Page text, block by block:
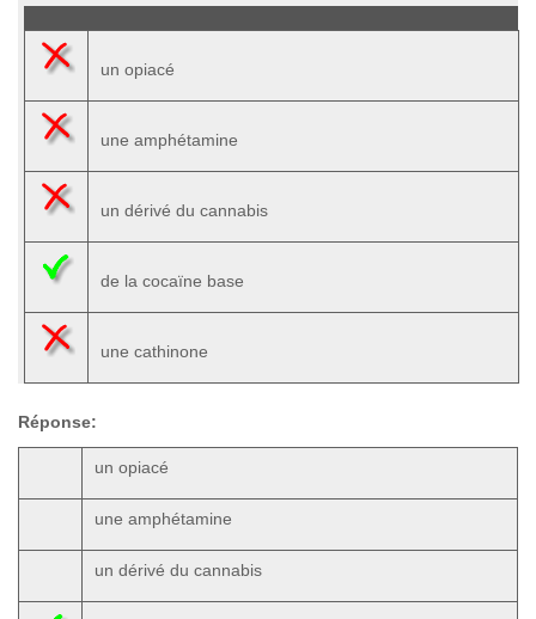
un opiacé
une amphétamine
un dérivé du cannabis
de la cocaïne base
une cathinone
Réponse:
un opiacé
une amphétamine
un dérivé du cannabis